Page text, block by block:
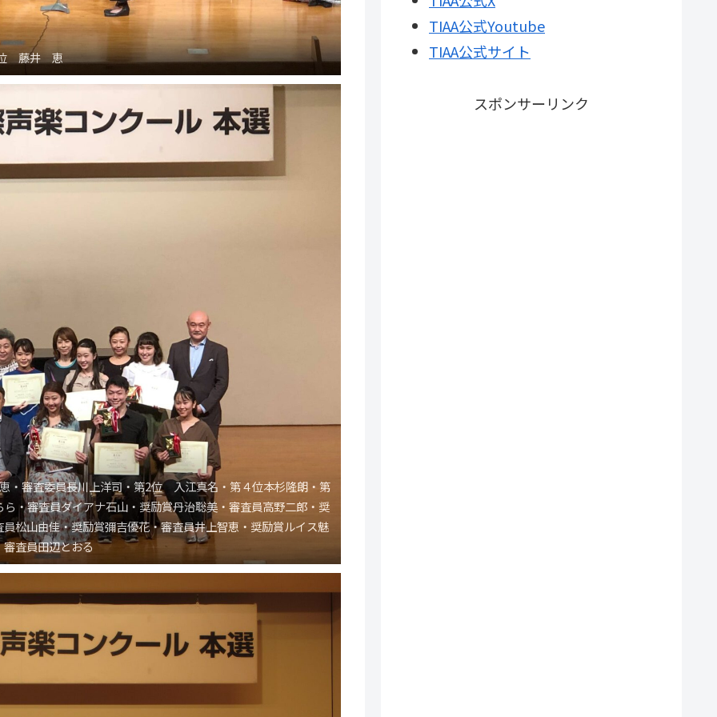
藤井 恵
・審査委員長川上洋司・第2位 入江真名・第４位本杉隆朗・第
・審査員ダイアナ石山・奨励賞丹治聡美・審査員高野二郎・奨
松山由佳・奨励賞彌吉優花・審査員井上智恵・奨励賞ルイス魅
審査員田辺とおる
TIAA公式Youtube
TIAA公式サイト
スポンサーリンク